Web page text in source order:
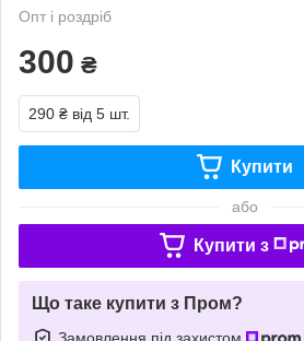
Опт і роздріб
300 ₴
290 ₴ від 5 шт.
Купити
або
Купити з
Що таке купити з Пром?
Замовлення під захистом